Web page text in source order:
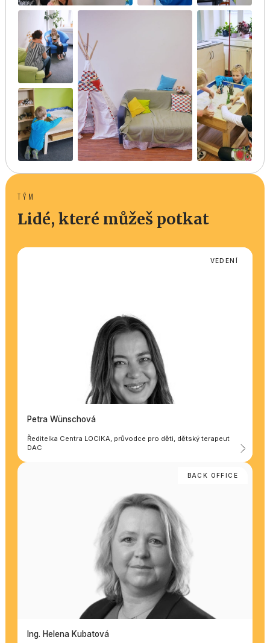
TÝM
Lidé, které můžeš potkat
VEDENÍ
Petra Wünschová
Ředitelka Centra LOCIKA, průvodce pro děti, dětský terapeut
DAC
BACK OFFICE
Ing. Helena Kubatová